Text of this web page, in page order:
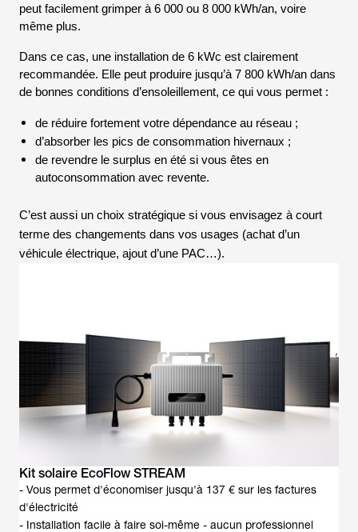
peut facilement grimper à 6 000 ou 8 000 kWh/an, voire
même plus.
Dans ce cas, une installation de 6 kWc est clairement
recommandée. Elle peut produire jusqu’à 7 800 kWh/an dans
de bonnes conditions d’ensoleillement, ce qui vous permet :
de réduire fortement votre dépendance au réseau ;
d’absorber les pics de consommation hivernaux ;
de revendre le surplus en été si vous êtes en
autoconsommation avec revente.
C’est aussi un choix stratégique si vous envisagez à court
terme des changements dans vos usages (achat d’un
véhicule électrique, ajout d’une PAC…).
Kit solaire EcoFlow STREAM
- Vous permet d'économiser jusqu'à 137 € sur les factures
d'électricité
- Installation facile à faire soi-même - aucun professionnel